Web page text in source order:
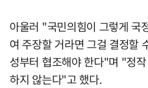
아울러 "국민의힘이 그렇게 국
여 주장할 거라면 그걸 결정할
성부터 협조해야 한다"며 "정
하지 않는다"고 했다.